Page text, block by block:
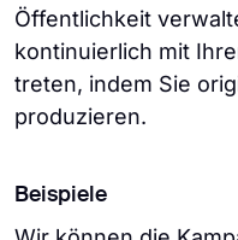
Öffentlichkeit
kontinuierlich mit
treten, indem Sie
produzieren.
Beispiele